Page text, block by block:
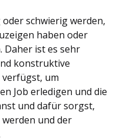
schwierig werden,
haben oder
Daher ist es sehr
konstruktive
um
Job erledigen und die
und dafür sorgst,
und der